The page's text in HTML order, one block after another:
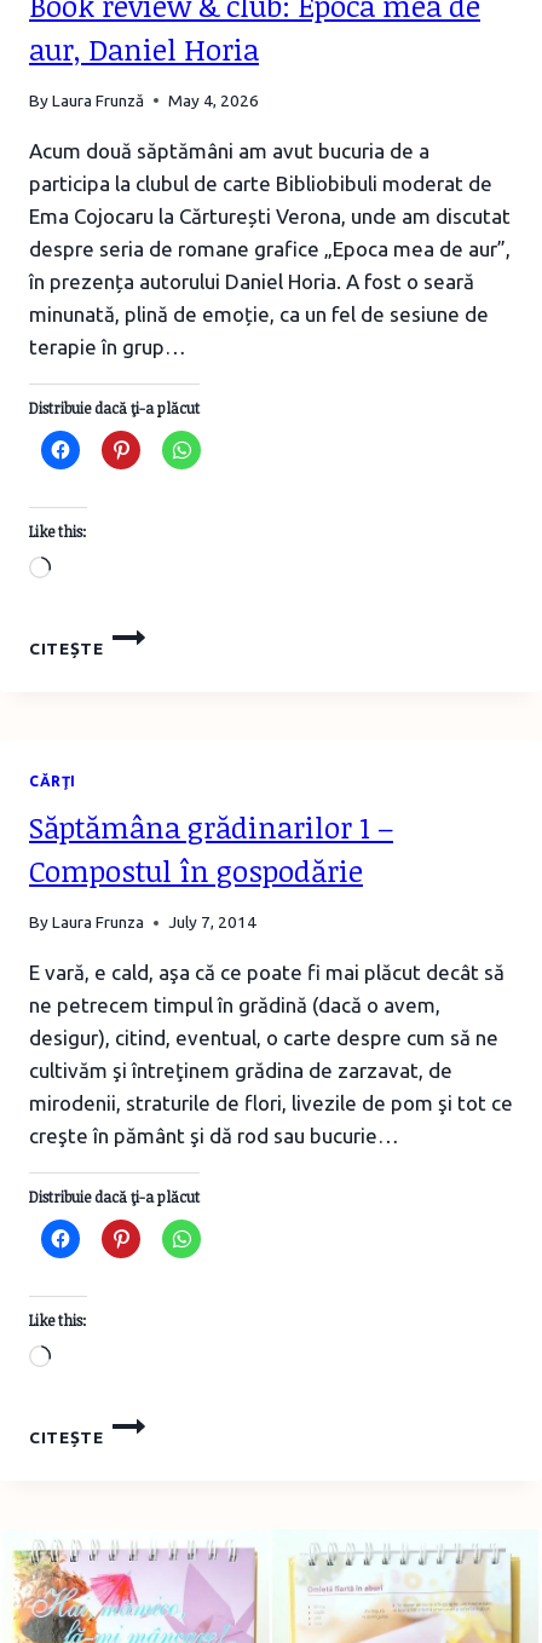
aur, Daniel Horia
ByLaura Frunză May 4, 2026
Acum două săptămâni am avut bucuria de a
participa la clubul de carte Bibliobibuli moderat de
Ema Cojocaru la Cărturești Verona, unde am discutat
despre seria de romane grafice „Epoca mea de aur”,
în prezența autorului Daniel Horia. A fost o seară
minunată, plină de emoție, ca un fel de sesiune de
terapie în grup…
Distribuie dacă ţi-a plăcut
Like this:
Loading…
CITEȘTE
BOOK
REVIEW
DANIEL
HORIA
CĂRŢI
Săptămâna grădinarilor 1 –
Compostul în gospodărie
ByLaura Frunza July 7, 2014
E vară, e cald, aşa că ce poate fi mai plăcut decât să
ne petrecem timpul în grădină (dacă o avem,
desigur), citind, eventual, o carte despre cum să ne
cultivăm şi întreţinem grădina de zarzavat, de
mirodenii, straturile de flori, livezile de pom şi tot ce
creşte în pământ şi dă rod sau bucurie…
Distribuie dacă ţi-a plăcut
Like this:
Loading…
CITEȘTE
SĂPTĂMÂNA
GRĂDINARILOR
ÎN
GOSPODĂRIE